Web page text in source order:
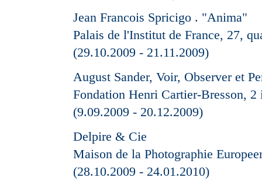
Jean Francois Spricigo . "Anima"
Palais de l'Institut de France, 27,
(29.10.2009 - 21.11.2009)
August Sander, Voir, Observer et
Fondation Henri Cartier-Bresson, 2
(9.09.2009 - 20.12.2009)
Delpire & Cie
Maison de la Photographie
(28.10.2009 - 24.01.2010)